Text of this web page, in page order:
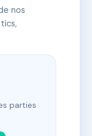
nos
parties